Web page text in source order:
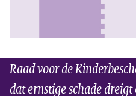
Raad voor de
dat ernstige schade